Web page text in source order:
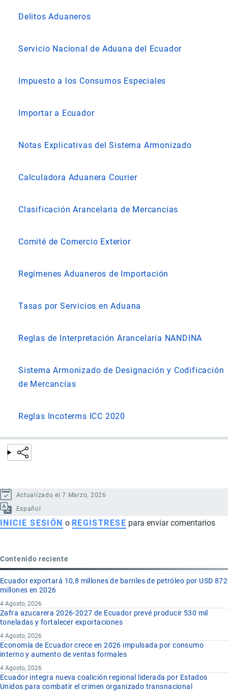
Delitos Aduaneros
Servicio Nacional de Aduana del Ecuador
Impuesto a los Consumos Especiales
Importar a Ecuador
Notas Explicativas del Sistema Armonizado
Calculadora Aduanera Courier
Clasificación Arancelaria de Mercancías
Comité de Comercio Exterior
Regímenes Aduaneros de Importación
Tasas por Servicios en Aduana
Reglas de Interpretación Arancelaria NANDINA
Sistema Armonizado de Designación y Codificación
de Mercancías
Reglas Incoterms ICC 2020
Actualizado el 7 Marzo, 2026
Español
INICIE SESIÓN o REGISTRESE para enviar comentarios
Contenido reciente
Ecuador exportará 10,8 millones de barriles de petróleo por USD 872
millones en 2026
4 Agosto, 2026
Zafra azucarera 2026-2027 de Ecuador prevé producir 530 mil
toneladas y fortalecer exportaciones
4 Agosto, 2026
Economía de Ecuador crece en 2026 impulsada por consumo
interno y aumento de ventas formales
4 Agosto, 2026
Ecuador integra nueva coalición regional liderada por Estados
Unidos para combatir el crimen organizado transnacional